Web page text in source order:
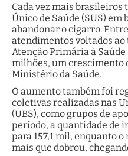
Cada vez mais
Único de Saúde (SUS) em
abandonar o cigarro.
atendimentos voltados
Atenção Primária à
milhões, um crescimento
Ministério da Saúde.
O aumento também foi
coletivas realizadas nas
(UBS), como grupos de
período, a quantidade de
para 157,1 mil, enquanto
mais que dobrou,